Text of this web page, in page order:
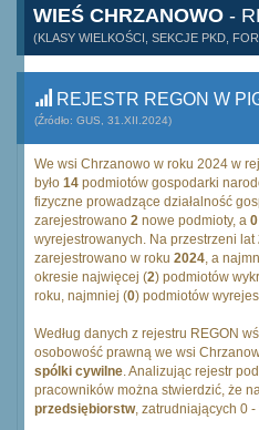
WIEŚ CHRZANOWO -
(KLASY WIELKOŚCI, SEKCJE PKD,
REJESTR REGON W
(Źródło: GUS, 31.XII.2024)
We wsi Chrzanowo w roku 2024 w
było 14 podmiotów gospodarki
fizyczne prowadzące działalność
zarejestrowano 2 nowe podmioty, a 0
wyrejestrowanych. Na przestrzeni lat
zarejestrowano w roku 2024, a
okresie najwięcej (2) podmiotów
roku, najmniej (0) podmiotów
Według danych z rejestru REGON
osobowość prawną we wsi
spólki cywilne. Analizując rejestr
pracowników można stwierdzić, że
przedsiębiorstw, zatrudniających 0